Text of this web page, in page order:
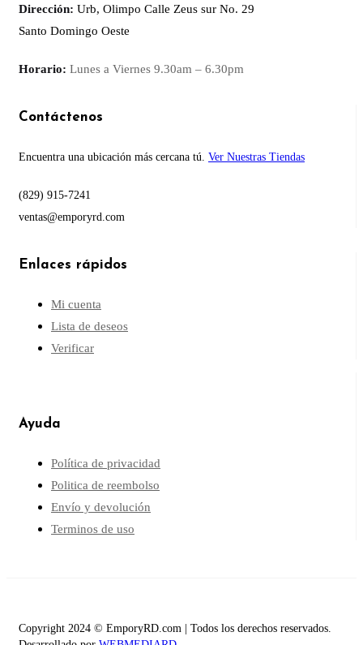
Dirección: Urb, Olimpo Calle Zeus sur No. 29
Santo Domingo Oeste
Horario: Lunes a Viernes 9.30am – 6.30pm
Contáctenos
Encuentra una ubicación más cercana tú. Ver Nuestras Tiendas
(829) 915-7241
ventas@emporyrd.com
Enlaces rápidos
Mi cuenta
Lista de deseos
Verificar
Ayuda
Política de privacidad
Politica de reembolso
Envío y devolución
Terminos de uso
Copyright 2024 © EmporyRD.com | Todos los derechos reservados.